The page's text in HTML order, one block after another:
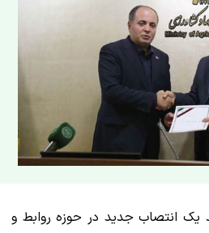
یک انتصاب جدید در حوزه روابط و